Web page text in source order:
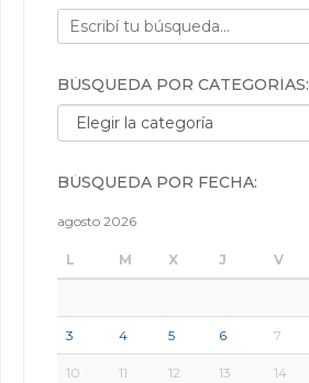
BÚSQUEDA POR CATEGORÍAS:
Búsqueda por categorías:
BÚSQUEDA POR FECHA:
agosto 2026
L M X J V
3 4 5 6 7
10 11 12 13 14